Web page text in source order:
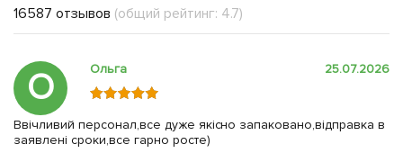
16587 отзывов (общий рейтинг: 4.7)
О Ольга 25.07.2026
Ввічливий персонал,все дуже якісно запаковано,відправка в
заявлені сроки,все гарно росте)